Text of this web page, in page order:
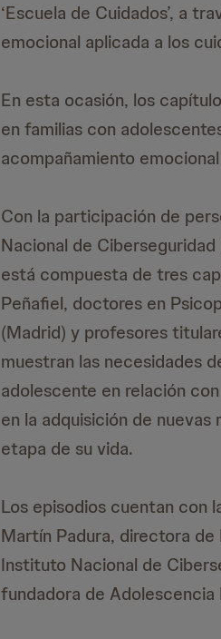
‘Escuela de Cuidados’, a
emocional aplicada a los
En esta ocasión, los
en familias con
acompañamiento
Con la participación de
Nacional de
está compuesta de tres
Peñafiel, doctores en
(Madrid) y profesores
muestran las necesidades
adolescente en relación
en la adquisición de
etapa de su vida.
Los episodios cuentan con
Martín Padura, directora
Instituto Nacional de
fundadora de Adolescencia